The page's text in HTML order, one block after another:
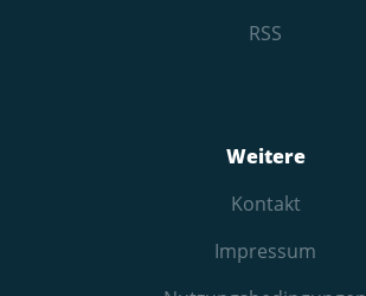
RSS
Weitere
Kontakt
Impressum